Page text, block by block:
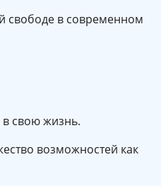
свободе в современном
в свою жизнь.
возможностей как